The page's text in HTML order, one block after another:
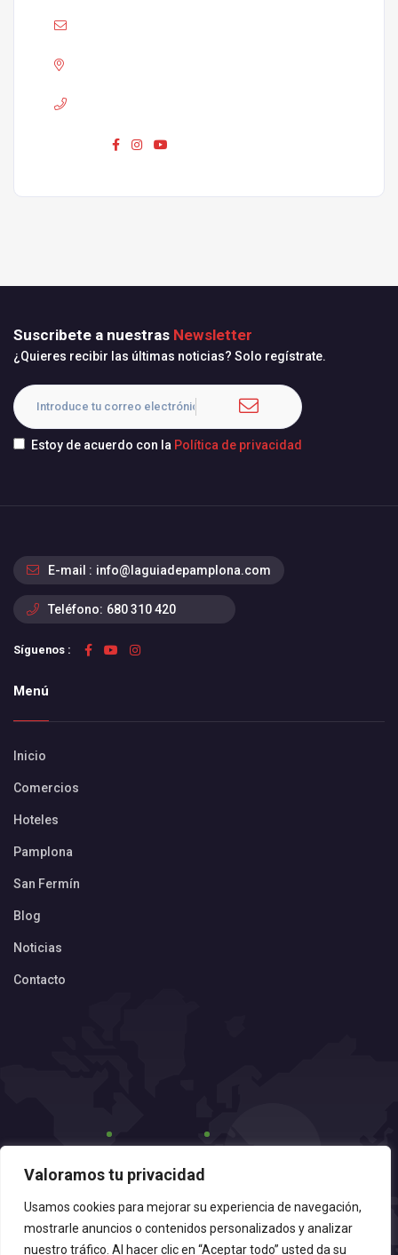
Valoramos tu privacidad
Usamos cookies para mejorar su experiencia de navegación,
mostrarle anuncios o contenidos personalizados y analizar
nuestro tráfico. Al hacer clic en “Aceptar todo” usted da su
Suscribete a nuestras Newsletter
¿Quieres recibir las últimas noticias? Solo regístrate.
Estoy de acuerdo con la Política de privacidad
E-mail : info@laguiadepamplona.com
Teléfono: 680 310 420
Síguenos :
Menú
Inicio
Comercios
Hoteles
Pamplona
San Fermín
Blog
Noticias
Contacto